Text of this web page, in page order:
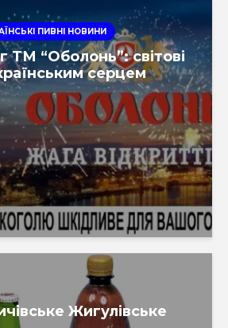
ПИВНІ НОВИНИ
ТМ “Оболонь”: світові
серцем
Жигулівське